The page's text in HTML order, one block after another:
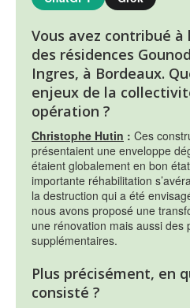
Vous avez contribué
des résidences
Ingres, à Bordeaux.
enjeux de la
opération ?
Christophe Hutin : Ces
présentaient une enveloppe
étaient globalement en bon
importante réhabilitation
la destruction qui a été
nous avons proposé une
une rénovation mais aussi des
supplémentaires.
Plus précisément, en
consisté ?